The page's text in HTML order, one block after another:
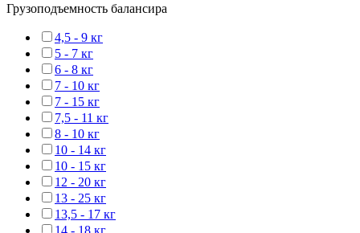
Грузоподъемность балансира
4,5 - 9 кг
5 - 7 кг
6 - 8 кг
7 - 10 кг
7 - 15 кг
7,5 - 11 кг
8 - 10 кг
10 - 14 кг
10 - 15 кг
12 - 20 кг
13 - 25 кг
13,5 - 17 кг
14 - 18 кг